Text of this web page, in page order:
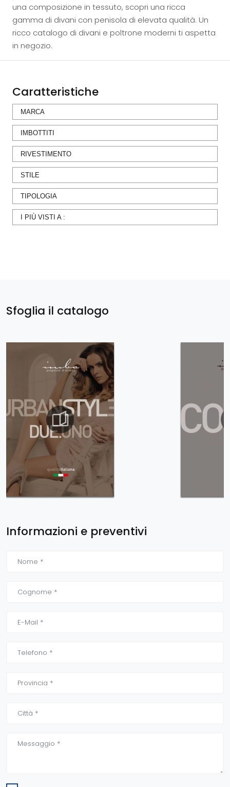
una composizione in tessuto, scopri una ricca
gamma di divani con penisola di elevata qualità. Un
ricco catalogo di divani e poltrone moderni ti aspetta
in negozio.
Caratteristiche
MARCA
IMBOTTITI
RIVESTIMENTO
STILE
TIPOLOGIA
I PIÙ VISTI A :
Sfoglia il catalogo
Informazioni e preventivi